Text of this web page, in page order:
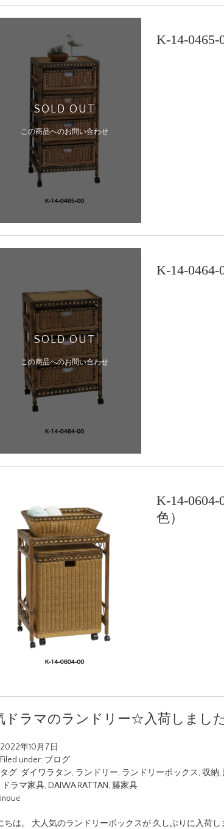
SOLD OUT
この商品へのお問い合わせ
K-14-
SOLD OUT
この商品へのお問い合わせ
K-14-
K-14-
色）
ドラマのランドリー☆入荷しました
2022年10月7日
Filed under: ブログ
タグ: ダイワラタン, ランドリー, ランドリーボックス, 収納,
ドラマ家具, DAIWA RATTAN, 籐家具
inoue
ちは。 大人気のランドリーボックスが 久しぶりに入荷